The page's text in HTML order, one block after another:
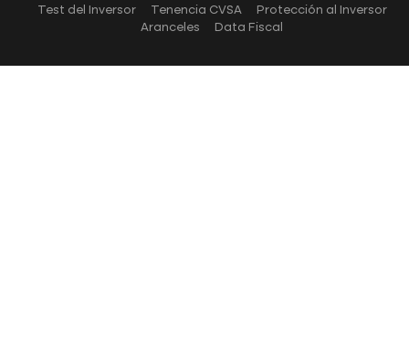
Test del Inversor Tenencia CVSA
Protección al Inversor
Aranceles
Data Fiscal